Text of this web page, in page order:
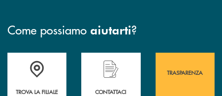
Come possiamo aiutarti?
Accedi all' elenco completo&nbsp; delle&nbsp; filiali&nbsp; di Banca
TROVA LA FILIALE
Hai bisogno di assistenza immediata?
CONTATTACI
TRASPARENZA